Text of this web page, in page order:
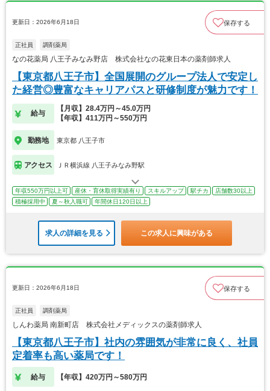
更新日：2026年6月18日 保存する
正社員 調剤薬局
なの花薬局 八王子みなみ野店 株式会社なの花東日本の薬剤師求人
【東京都八王子市】全国展開のグループ法人で安定し
た経営◎豊富なキャリアパスと研修制度が魅力です！
給与
【月収】28.4万円～45.0万円
【年収】411万円～550万円
勤務地 東京都 八王子市
アクセス ＪＲ横浜線 八王子みなみ野駅
年収550万円以上可 産休・育休取得実績有り スキルアップ 駅チカ
店舗数30以上
積極採用中
夏～秋入職可 年間休日120日以上
求人の詳細を見る この求人に興味がある
更新日：2026年6月18日 保存する
正社員 調剤薬局
しんわ薬局 南新町店 株式会社メディックスの薬剤師求人
【東京都八王子市】社内の雰囲気が非常に良く、社員
定着率も高い薬局です！
給与 【年収】420万円～580万円